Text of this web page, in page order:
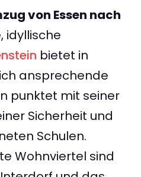
von Essen nach
idyllische
bietet in
ansprechende
punktet mit seiner
Sicherheit und
Schulen.
Wohnviertel sind